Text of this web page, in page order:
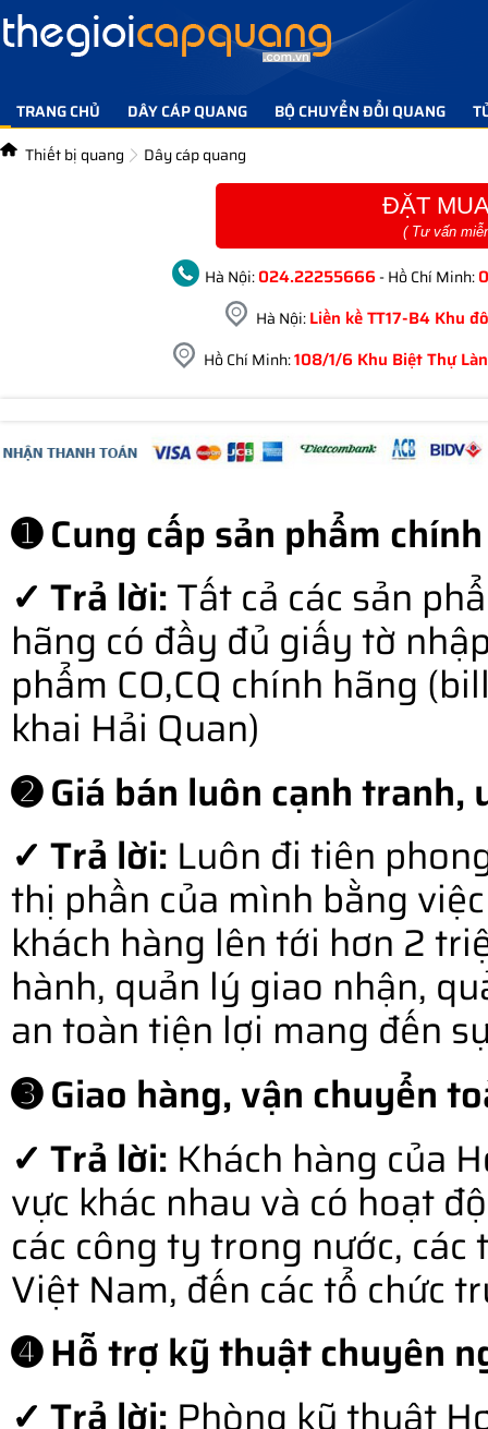
TRANG CHỦ DÂY CÁP QUANG BỘ CHUYỂN ĐỔI QUANG
TIN TỨC GIẢI PHÁP
LIÊN HỆ
Thiết bị quang Dây cáp quang
ĐẶT
( Tư vấn
Hà Nội:024.22255666 - Hồ Chí Minh:
Hà Nội:Liền kề TT17-B4 Khu
Hồ Chí Minh:108/1/6 Khu Biệt Thự
➊ Cung cấp sản phẩm
✓ Trả lời:Tất cả các sản
hãng có đầy đủ giấy tờ
phẩm CO,CQ chính hãng
khai Hải Quan)
➋ Giá bán luôn cạnh tranh,
✓ Trả lời: Luôn đi tiên
thị phần của mình bằng
khách hàng lên tới hơn 2
hành, quản lý giao nhận,
an toàn tiện lợi mang đến
➌ Giao hàng, vận chuyển
✓ Trả lời: Khách hàng của
vực khác nhau và có hoạt
các công ty trong nước,
Việt Nam, đến các tổ chức
➍ Hỗ trợ kỹ thuật chuyên
✓ Trả lời: Phòng kỹ thuật